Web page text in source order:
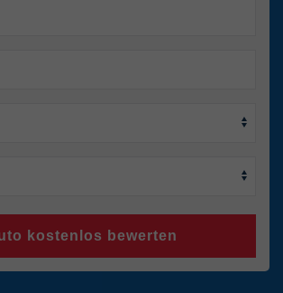
kostenlos bewerten